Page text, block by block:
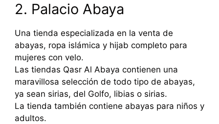
2. Palacio Abaya
Una tienda especializada en la venta de
abayas, ropa islámica y hijab completo para
mujeres con velo.
Las tiendas Qasr Al Abaya contienen una
maravillosa selección de todo tipo de abayas,
ya sean sirias, del Golfo, libias o sirias.
La tienda también contiene abayas para niños y
adultos.